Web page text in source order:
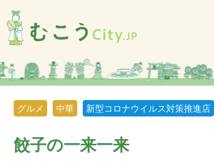
グルメ 中華 新型コロナウイルス対策推進店
餃子の一来一来